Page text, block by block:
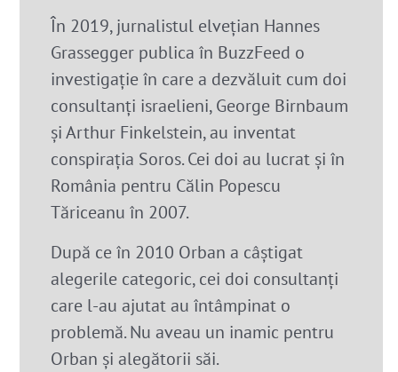
În 2019, jurnalistul elvețian Hannes
Grassegger publica în BuzzFeed o
investigație în care a dezvăluit cum doi
consultanți israelieni, George Birnbaum
și Arthur Finkelstein, au inventat
conspirația Soros. Cei doi au lucrat și în
România pentru Călin Popescu
Tăriceanu în 2007.
După ce în 2010 Orban a câștigat
alegerile categoric, cei doi consultanți
care l-au ajutat au întâmpinat o
problemă. Nu aveau un inamic pentru
Orban și alegătorii săi.